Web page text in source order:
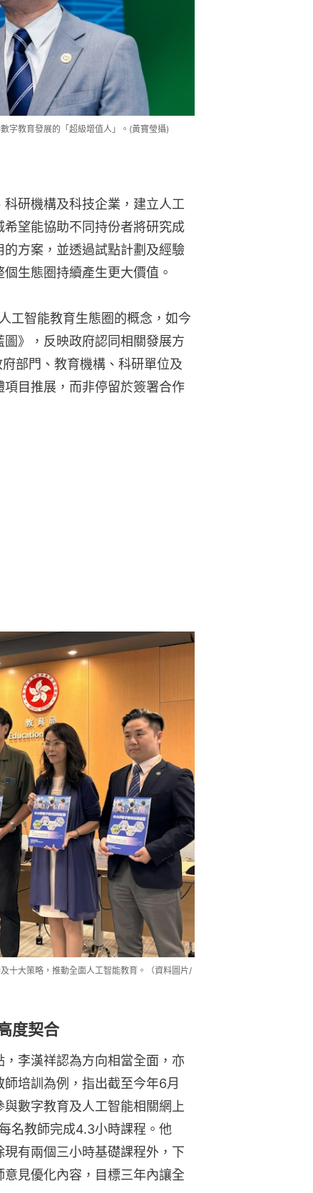
字教育發展的「超級增值人」。(黃寶瑩攝)
研機構及科技企業，建立人工
望能協助不同持份者將研究成
方案，並透過試點計劃及經驗
生態圈持續產生更大價值。
工智能教育生態圈的概念，如今
》，反映政府認同相關發展方
部門、教育機構、科研單位及
目推展，而非停留於簽署合作
十大策略，推動全面人工智能教育。（資料圖片/
度契合
李漢祥認為方向相當全面，亦
培訓為例，指出截至今年6月
數字教育及人工智能相關網上
名教師完成4.3小時課程。他
有兩個三小時基礎課程外，下